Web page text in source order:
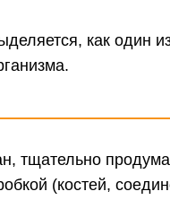
как один
тщательно
(костей,